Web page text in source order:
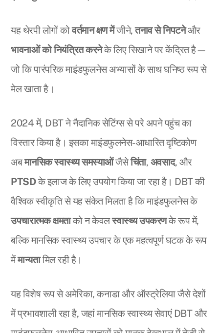
यह थेरपी लोगों कोवर्तमान क्षण मेंजीने,तनाव से निपटनेऔर
भावनाओं को नियंत्रित करनेके लिए सिखाने पर केंद्रित है—
जो कि पारंपरिक माइंडफुलनेस अभ्यासों के साथ घनिष्ठ रूप से
मेल खाता है।
2024 में, DBT ने नैदानिक सेटिंग्स से परे अपने पहुंच का
विस्तार किया है। इसका माइंडफुलनेस-आधारित दृष्टिकोण
अबमानसिक स्वास्थ्य समस्याओंजैसेचिंता, अवसाद, और
PTSDके इलाज के लिए उपयोग किया जा रहा है। DBT की
वैश्विक स्वीकृति से यह संकेत मिलता है कि माइंडफुलनेस के
उपचारात्मक क्षमताको न केवलस्वास्थ्य उपकरणके रूप में,
बल्कि मानसिक स्वास्थ्य उपचार के एक महत्वपूर्ण घटक के रूप
मेंमान्यतामिल रही है।
यह विशेष रूप से अमेरिका, कनाडा और ऑस्ट्रेलिया जैसे देशों
में प्रभावशाली रहा है, जहां मानसिक स्वास्थ्य सेवाएं DBT और